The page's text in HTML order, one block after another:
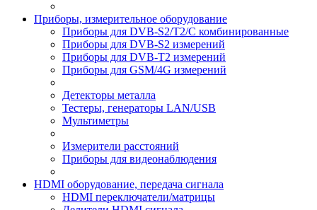
Приборы, измерительное оборудование
Приборы для DVB-S2/T2/C комбинированные
Приборы для DVB-S2 измерений
Приборы для DVB-T2 измерений
Приборы для GSM/4G измерений
Детекторы металла
Тестеры, генераторы LAN/USB
Мультиметры
Измерители расстояний
Приборы для видеонаблюдения
HDMI оборудование, передача сигнала
HDMI переключатели/матрицы